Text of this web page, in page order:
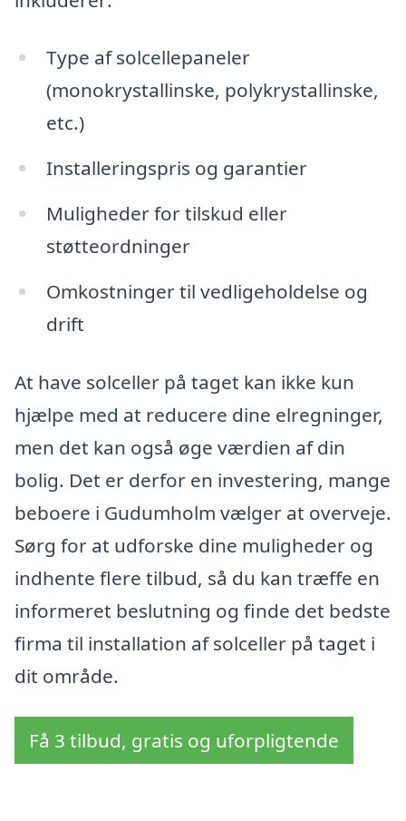
Type af solcellepaneler
(monokrystallinske, polykrystallinske,
etc.)
Installeringspris og garantier
Muligheder for tilskud eller
støtteordninger
Omkostninger til vedligeholdelse og
drift
At have solceller på taget kan ikke kun
hjælpe med at reducere dine elregninger,
men det kan også øge værdien af din
bolig. Det er derfor en investering, mange
beboere i Gudumholm vælger at overveje.
Sørg for at udforske dine muligheder og
indhente flere tilbud, så du kan træffe en
informeret beslutning og finde det bedste
firma til installation af solceller på taget i
dit område.
Få 3 tilbud, gratis og uforpligtende